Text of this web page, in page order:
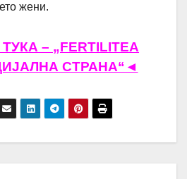
жени.
– „FERTILITEA
СТРАНА“◄